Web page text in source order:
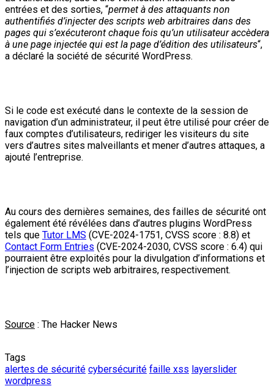
entrées et des sorties, “permet à des attaquants non
authentifiés d’injecter des scripts web arbitraires dans des
pages qui s’exécuteront chaque fois qu’un utilisateur accèdera
à une page injectée qui est la page d’édition des utilisateurs“,
a déclaré la société de sécurité WordPress.
Si le code est exécuté dans le contexte de la session de
navigation d’un administrateur, il peut être utilisé pour créer de
faux comptes d’utilisateurs, rediriger les visiteurs du site
vers d’autres sites malveillants et mener d’autres attaques, a
ajouté l’entreprise.
Au cours des dernières semaines, des failles de sécurité ont
également été révélées dans d’autres plugins WordPress
tels que Tutor LMS (CVE-2024-1751, CVSS score : 8.8) et
Contact Form Entries (CVE-2024-2030, CVSS score : 6.4) qui
pourraient être exploités pour la divulgation d’informations et
l’injection de scripts web arbitraires, respectivement.
Source : The Hacker News
Tags
alertes de sécurité cybersécurité faille xss layerslider
wordpress